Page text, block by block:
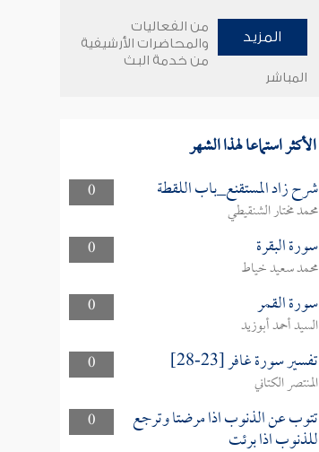
المزيد
من الفعاليات
والمحاضرات الأرشيفية
من خدمة البث
المباشر
الأكثر استماعا لهذا الشهر
0 شرح زاد المستقنع_باب اللقطة
محمد مختار الشنقيطي
0
سورة البقرة
محمد سعيد خياط
0
سورة القمر
السيد أحمد أبوزيد
0
تفسير سورة غافر [23-28]
المنتصر الكتاني
0
تتوب عن الذنوب اذا مرضتا وترجع
للذنوب اذا برئت